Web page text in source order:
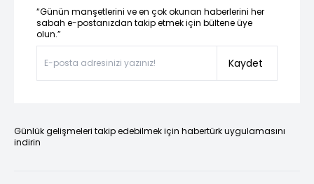
“Günün manşetlerini ve en çok okunan haberlerini her
sabah e-postanızdan takip etmek için bültene üye
olun.”
Kaydet
Günlük gelişmeleri takip edebilmek için habertürk uygulamasını
indirin